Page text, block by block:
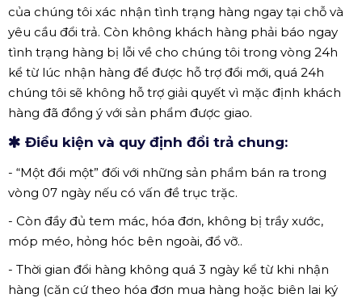
của chúng tôi xác nhận tình trạng hàng ngay tại chỗ và
yêu cầu đổi trả. Còn không khách hàng phải báo ngay
tình trạng hàng bị lỗi về cho chúng tôi trong vòng 24h
kể từ lúc nhận hàng để được hỗ trợ đổi mới, quá 24h
chúng tôi sẽ không hỗ trợ giải quyết vì mặc định khách
hàng đã đồng ý với sản phẩm được giao.
Điều kiện và quy định đổi trả chung:
- “Một đổi một” đối với những sản phẩm bán ra trong
vòng 07 ngày nếu có vấn đề trục trặc.
- Còn đầy đủ tem mác, hóa đơn, không bị trầy xước,
móp méo, hỏng hóc bên ngoài, đổ vỡ..
- Thời gian đổi hàng không quá 3 ngày kể từ khi nhận
hàng (căn cứ theo hóa đơn mua hàng hoặc biên lai ký